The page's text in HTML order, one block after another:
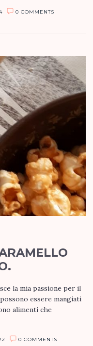
0 COMMENTS
la mia passione per il
essere mangiati
alimenti che
0 COMMENTS